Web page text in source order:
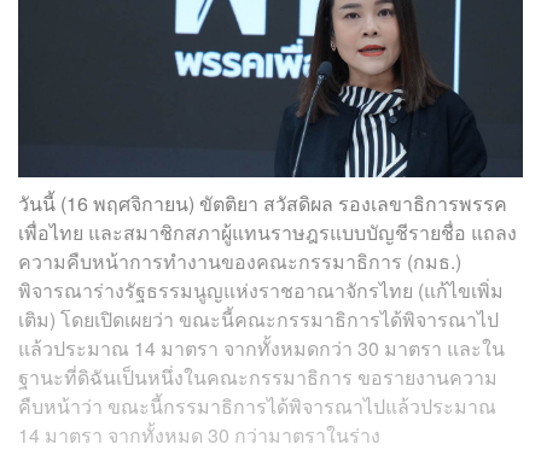
วันนี้ (16 พฤศจิกายน) ขัตติยา สวัสดิผล รองเลขาธิการพรรค
เพื่อไทย และสมาชิกสภาผู้แทนราษฎรแบบบัญชีรายชื่อ แถลง
ความคืบหน้าการทำงานของคณะกรรมาธิการ (กมธ.)
พิจารณาร่างรัฐธรรมนูญแห่งราชอาณาจักรไทย (แก้ไขเพิ่ม
เติม) โดยเปิดเผยว่า ขณะนี้คณะกรรมาธิการได้พิจารณาไป
แล้วประมาณ 14 มาตรา จากทั้งหมดกว่า 30 มาตรา และใน
ฐานะที่ดิฉันเป็นหนึ่งในคณะกรรมาธิการ ขอรายงานความ
คืบหน้าว่า ขณะนี้กรรมาธิการได้พิจารณาไปแล้วประมาณ
14 มาตรา จากทั้งหมด 30 กว่ามาตราในร่าง